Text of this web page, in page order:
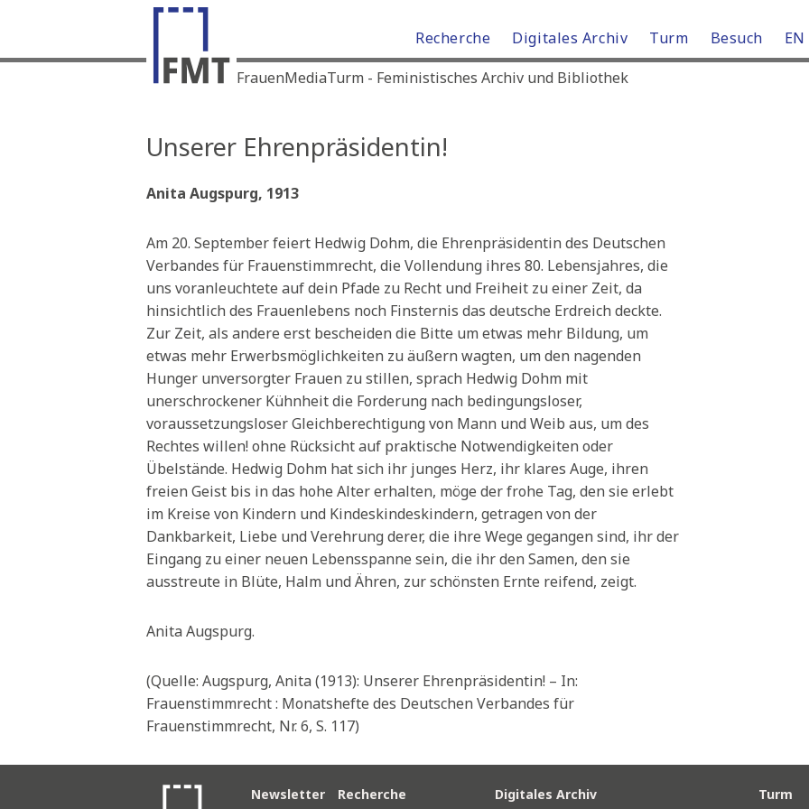
Recherche Digitales Archiv Turm Besuch
EN
FrauenMediaTurm - Feministisches Archiv und Bibliothek
Unserer Ehrenpräsidentin!
Anita Augspurg, 1913
Am 20. September feiert Hedwig Dohm, die Ehrenpräsidentin des Deutschen
Verbandes für Frauenstimmrecht, die Vollendung ihres 80. Lebensjahres, die
uns voranleuchtete auf dein Pfade zu Recht und Freiheit zu einer Zeit, da
hinsichtlich des Frauenlebens noch Finsternis das deutsche Erdreich deckte.
Zur Zeit, als andere erst bescheiden die Bitte um etwas mehr Bildung, um
etwas mehr Erwerbsmöglichkeiten zu äußern wagten, um den nagenden
Hunger unversorgter Frauen zu stillen, sprach Hedwig Dohm mit
unerschrockener Kühnheit die Forderung nach bedingungsloser,
voraussetzungsloser Gleichberechtigung von Mann und Weib aus, um des
Rechtes willen! ohne Rücksicht auf praktische Notwendigkeiten oder
Übelstände. Hedwig Dohm hat sich ihr junges Herz, ihr klares Auge, ihren
freien Geist bis in das hohe Alter erhalten, möge der frohe Tag, den sie erlebt
im Kreise von Kindern und Kindeskindeskindern, getragen von der
Dankbarkeit, Liebe und Verehrung derer, die ihre Wege gegangen sind, ihr der
Eingang zu einer neuen Lebensspanne sein, die ihr den Samen, den sie
ausstreute in Blüte, Halm und Ähren, zur schönsten Ernte reifend, zeigt.
Anita Augspurg.
(Quelle: Augspurg, Anita (1913): Unserer Ehrenpräsidentin! – In:
Frauenstimmrecht : Monatshefte des Deutschen Verbandes für
Frauenstimmrecht, Nr. 6, S. 117)
Newsletter
Recherche
Digitales Archiv
Turm